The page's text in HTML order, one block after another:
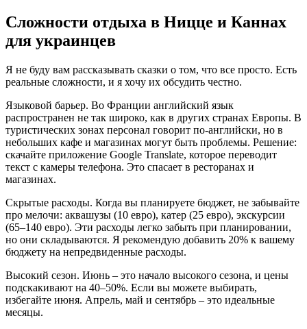
Сложности отдыха в Ницце и Каннах
для украинцев
Я не буду вам рассказывать сказки о том, что все просто. Есть
реальные сложности, и я хочу их обсудить честно.
Языковой барьер. Во Франции английский язык
распространен не так широко, как в других странах Европы. В
туристических зонах персонал говорит по-английски, но в
небольших кафе и магазинах могут быть проблемы. Решение:
скачайте приложение Google Translate, которое переводит
текст с камеры телефона. Это спасает в ресторанах и
магазинах.
Скрытые расходы. Когда вы планируете бюджет, не забывайте
про мелочи: аквашузы (10 евро), катер (25 евро), экскурсии
(65–140 евро). Эти расходы легко забыть при планировании,
но они складываются. Я рекомендую добавить 20% к вашему
бюджету на непредвиденные расходы.
Высокий сезон. Июнь – это начало высокого сезона, и цены
подскакивают на 40–50%. Если вы можете выбирать,
избегайте июня. Апрель, май и сентябрь – это идеальные
месяцы.